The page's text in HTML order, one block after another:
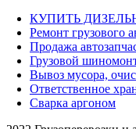
КУПИТЬ
Ремонт грузового
Продажа
Грузовой
Вывоз мусора,
Ответственное
Сварка аргоном